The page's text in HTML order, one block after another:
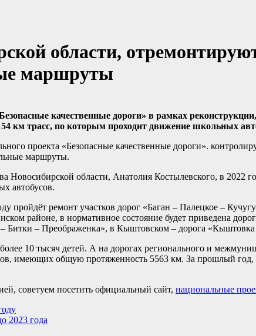
области,
маршруты
качественные дороги» в рамках
км трасс, по которым проходит движение школьных
проекта «Безопасные качественные дороги».
маршруты.
Новосибирской области, Анатолия Костылевского, в 2022
автобусов.
пройдёт ремонт участков дорог «Баган – Палецкое –
районе, в нормативное состояние будет приведена
Битки – Преображенка», в Кыштовском – дорога
10 тысяч детей. А на дорогах регионального и
имеющих общую протяженность 5563 км. За прошлый
советуем посетить официальный сайт, национальные
2023 года